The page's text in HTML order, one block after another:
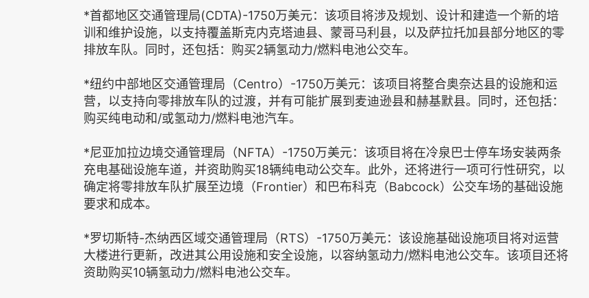
*首都地区交通管理局(CDTA)-1750万美元：该项目将涉及规划、设计和建造一个新的培
训和维护设施，以支持覆盖斯克内克塔迪县、蒙哥马利县，以及萨拉托加县部分地区的零
排放车队。同时，还包括：购买2辆氢动力/燃料电池公交车。
*纽约中部地区交通管理局（Centro）-1750万美元：该项目将整合奥奈达县的设施和运
营，以支持向零排放车队的过渡，并有可能扩展到麦迪逊县和赫基默县。同时，还包括：
购买纯电动和/或氢动力/燃料电池汽车。
*尼亚加拉边境交通管理局（NFTA）-1750万美元：该项目将在冷泉巴士停车场安装两条
充电基础设施车道，并资助购买18辆纯电动公交车。此外，还将进行一项可行性研究，以
确定将零排放车队扩展至边境（Frontier）和巴布科克（Babcock）公交车场的基础设施
要求和成本。
*罗切斯特-杰纳西区域交通管理局（RTS）-1750万美元：该设施基础设施项目将对运营
大楼进行更新，改进其公用设施和安全设施，以容纳氢动力/燃料电池公交车。该项目还将
资助购买10辆氢动力/燃料电池公交车。